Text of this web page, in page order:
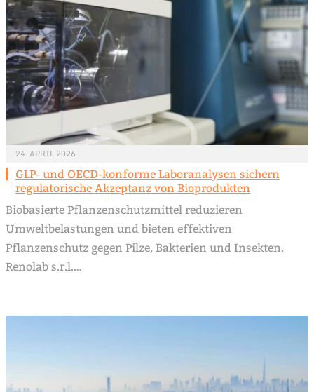
24. APRIL 2026
GLP- und OECD-konforme Laboranalysen sichern
regulatorische Akzeptanz von Bioprodukten
Biobasierte Pflanzenschutzmittel reduzieren
Umweltbelastungen und bieten effektiven
Pflanzenschutz gegen Pilze, Bakterien und Insekten.
Renolab s.r.l.…